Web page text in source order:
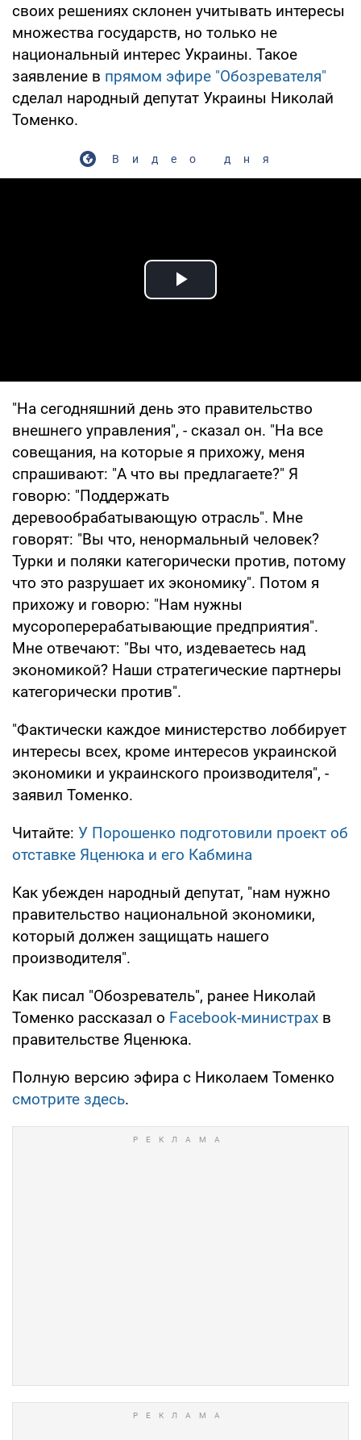
своих решениях склонен учитывать интересы
множества государств, но только не
национальный интерес Украины. Такое
заявление в прямом эфире "Обозревателя"
сделал народный депутат Украины Николай
Томенко.
Видео дня
Play Video
"На сегодняшний день это правительство
внешнего управления", - сказал он. "На все
совещания, на которые я прихожу, меня
спрашивают: "А что вы предлагаете?" Я
говорю: "Поддержать
деревообрабатывающую отрасль". Мне
говорят: "Вы что, ненормальный человек?
Турки и поляки категорически против, потому
что это разрушает их экономику". Потом я
прихожу и говорю: "Нам нужны
мусороперерабатывающие предприятия".
Мне отвечают: "Вы что, издеваетесь над
экономикой? Наши стратегические партнеры
категорически против".
"Фактически каждое министерство лоббирует
интересы всех, кроме интересов украинской
экономики и украинского производителя", -
заявил Томенко.
Читайте: У Порошенко подготовили проект об
отставке Яценюка и его Кабмина
Как убежден народный депутат, "нам нужно
правительство национальной экономики,
который должен защищать нашего
производителя".
Как писал "Обозреватель", ранее Николай
Томенко рассказал о Facebook-министрах в
правительстве Яценюка.
Полную версию эфира с Николаем Томенко
смотрите здесь.